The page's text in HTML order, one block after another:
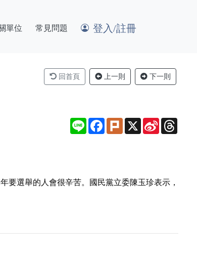
單位 常見問題 登入/註冊
回首頁 上一則 下一則
Line Facebook
Plurk X
Sina
Weibo
要選舉的人會很辛苦。國民黨立委陳玉珍表示，